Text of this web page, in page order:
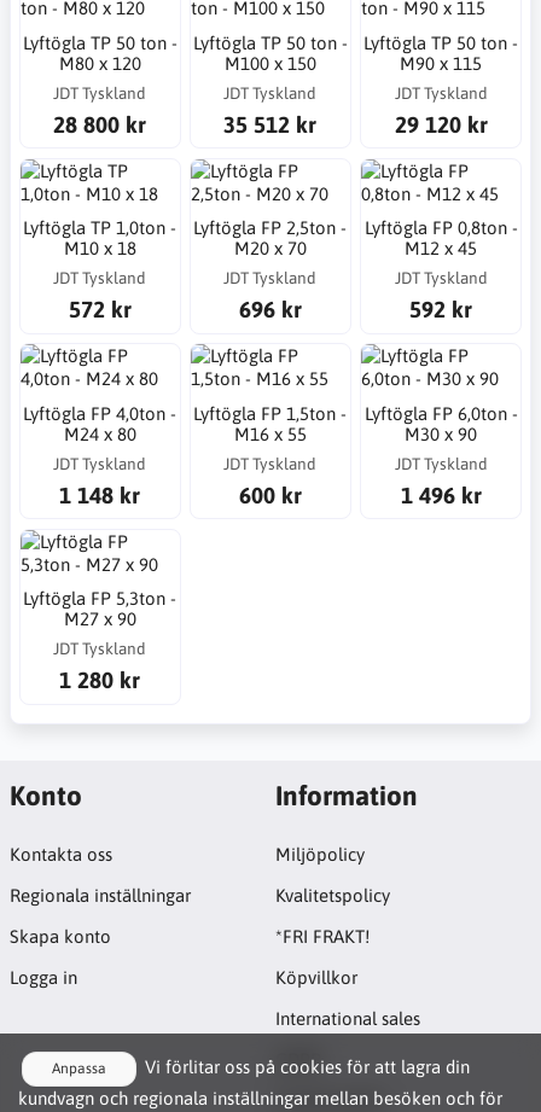
Lyftögla TP 50 ton -
M80 x 120
JDT Tyskland
28 800 kr
Lyftögla TP 50 ton -
M100 x 150
JDT Tyskland
35 512 kr
Lyftögla TP 50 ton -
M90 x 115
JDT Tyskland
29 120 kr
Lyftögla TP 1,0ton -
M10 x 18
JDT Tyskland
572 kr
Lyftögla FP 2,5ton -
M20 x 70
JDT Tyskland
696 kr
Lyftögla FP 0,8ton -
M12 x 45
JDT Tyskland
592 kr
Lyftögla FP 4,0ton -
M24 x 80
JDT Tyskland
1 148 kr
Lyftögla FP 1,5ton -
M16 x 55
JDT Tyskland
600 kr
Lyftögla FP 6,0ton -
M30 x 90
JDT Tyskland
1 496 kr
Lyftögla FP 5,3ton -
M27 x 90
JDT Tyskland
1 280 kr
Anpassa
Vi förlitar oss på cookies för att lagra din
kundvagn och regionala inställningar mellan besöken och för
Konto
Kontakta oss
Regionala inställningar
Skapa konto
Logga in
Information
Miljöpolicy
Kvalitetspolicy
*FRI FRAKT!
Köpvillkor
International sales
GDPR
Cookie-policy